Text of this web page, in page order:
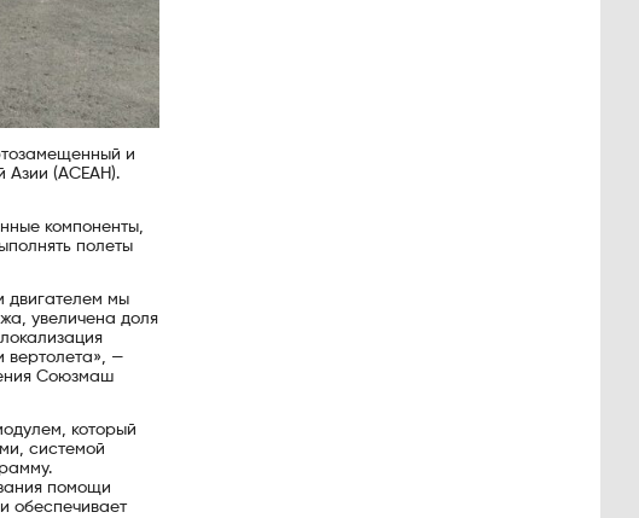
и
Азии (АСЕАН).
компоненты,
полеты
двигателем мы
увеличена доля
вертолета», —
Союзмаш
который
системой
помощи
обеспечивает